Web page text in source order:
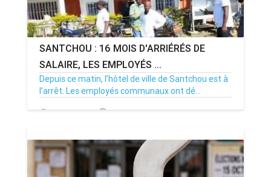
SANTCHOU : 16 MOIS D'ARRIÉRÉS DE
SALAIRE, LES EMPLOYÉS ...
Depuis ce matin, l’hôtel de ville de Santchou est à
l’arrêt. Les employés communaux ont dé...
20/07/26 Par MenouActu 0